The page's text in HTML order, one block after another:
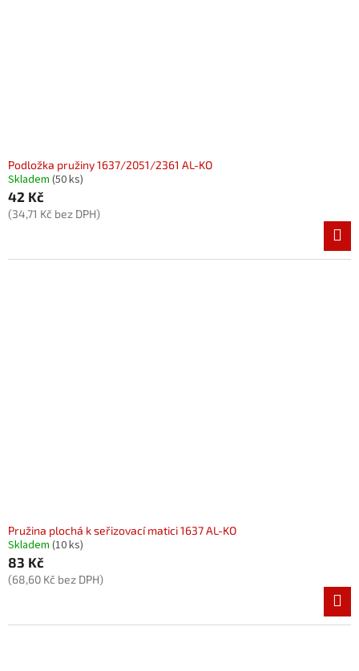
Podložka pružiny 1637/2051/2361 AL-KO
Skladem (50 ks)
42 Kč
(34,71 Kč bez DPH)
Pružina plochá k seřizovací matici 1637 AL-KO
Skladem (10 ks)
83 Kč
(68,60 Kč bez DPH)